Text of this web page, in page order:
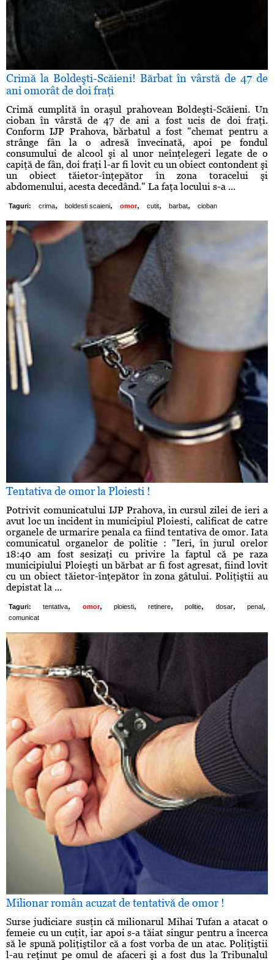
Crimă la Boldeşti-Scăieni! Bărbat în vârstă de 47 de
ani omorât de doi fraţi
Crimă cumplită în oraşul prahovean Boldeşti-Scăieni. Un
cioban în vârstă de 47 de ani a fost ucis de doi fraţi.
Conform IJP Prahova, bărbatul a fost "chemat pentru a
strânge fân la o adresă învecinată, apoi pe fondul
consumului de alcool şi al unor neînţelegeri legate de o
capiţă de fân, doi fraţi l-ar fi lovit cu un obiect contondent şi
un obiect tăietor-înţepător în zona toracelui şi
abdomenului, acesta decedând." La faţa locului s-a ...
Taguri: crima, boldesti scaieni, omor, cutit, barbat, cioban
Tentativa de omor la Ploiesti !
Potrivit comunicatului IJP Prahova, in cursul zilei de ieri a
avut loc un incident in municipiul Ploiesti, calificat de catre
organele de urmarire penala ca fiind tentativa de omor. Iata
comunicatul organelor de politie : "Ieri, în jurul orelor
18:40 am fost sesizaţi cu privire la faptul că pe raza
municipiului Ploieşti un bărbat ar fi fost agresat, fiind lovit
cu un obiect tăietor-înţepător în zona gâtului. Poliţiştii au
depistat la ...
Taguri: tentativa, omor, ploiesti, retinere, politie, dosar, penal ,
comunicat
Milionar român acuzat de tentativă de omor !
Surse judiciare susţin că milionarul Mihai Tufan a atacat o
femeie cu un cuţit, iar apoi s-a tăiat singur pentru a încerca
să le spună poliţiştilor că a fost vorba de un atac. Poliţiştii
l-au reţinut pe omul de afaceri şi a fost dus la Tribunalul